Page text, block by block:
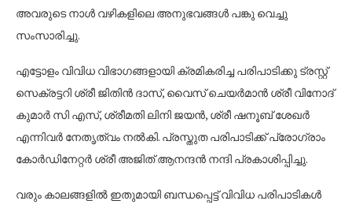
അവരുടെ നാൾ വഴികളിലെ അനുഭവങ്ങൾ പങ്കു വെച്ചു
സംസാരിച്ചു.
എട്ടോളം വിവിധ വിഭാഗങ്ങളായി ക്രമികരിച്ച പരിപാടിക്കു ട്രസ്റ്റ്‌
സെക്രട്ടറി ശ്രീ ജിതിൻ ദാസ്, വൈസ് ചെയർമാൻ ശ്രീ വിനോദ്
കുമാർ സി എസ്, ശ്രീമതി ലിനി ജയൻ, ശ്രീ ഷനൂബ് ശേഖർ
എന്നിവർ നേതൃത്വം നൽകി. പ്രസ്തുത പരിപാടിക്ക് പ്രോഗ്രാം
കോർഡിനേറ്റർ ശ്രീ അജിത് ആനന്ദൻ നന്ദി പ്രകാശിപ്പിച്ചു.
വരും കാലങ്ങളിൽ ഇതുമായി ബന്ധപ്പെട്ട് വിവിധ പരിപാടികൾ